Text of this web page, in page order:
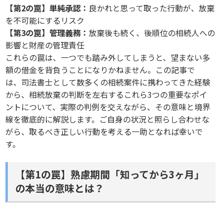
【第2の罠】単純承認： 良かれと思って取った行動が、放棄
を不可能にするリスク
【第3の罠】管理義務：放棄後も続く、後順位の相続人への
影響と財産の管理責任
これらの罠は、一つでも踏み外してしまうと、望まない多
額の借金を背負うことになりかねません。この記事で
は、司法書士として数多くの相続案件に携わってきた経験
から、相続放棄の判断を左右するこれら3つの重要なポイ
ントについて、実際の判例を交えながら、その意味と境界
線を徹底的に解説します。ご自身の状況と照らし合わせな
がら、取るべき正しい行動を考える一助となれば幸いで
す。
【第1の罠】熟慮期間「知ってから3ヶ月」
の本当の意味とは？